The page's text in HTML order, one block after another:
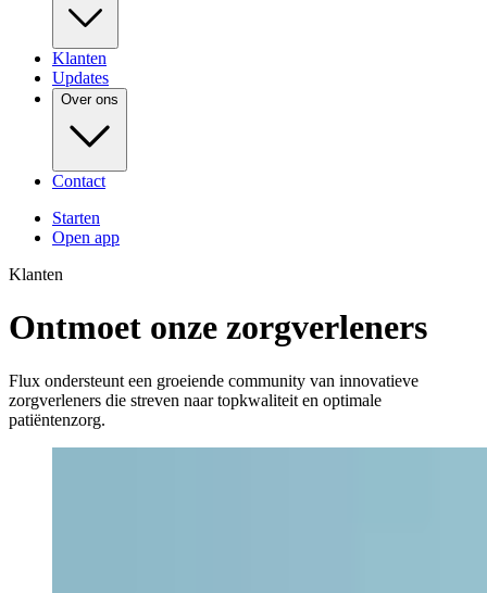
Klanten
Updates
Over ons
Contact
Starten
Open app
Klanten
Ontmoet onze zorgverleners
Flux ondersteunt een groeiende community van innovatieve
zorgverleners die streven naar topkwaliteit en optimale
patiëntenzorg.